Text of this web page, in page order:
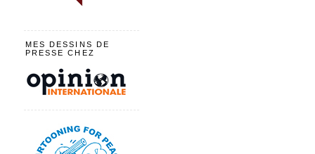
MES DESSINS DE
PRESSE CHEZ